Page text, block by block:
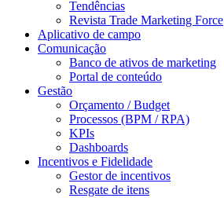
Tendências
Revista Trade Marketing Force
Aplicativo de campo
Comunicação
Banco de ativos de marketing
Portal de conteúdo
Gestão
Orçamento / Budget
Processos (BPM / RPA)
KPIs
Dashboards
Incentivos e Fidelidade
Gestor de incentivos
Resgate de itens